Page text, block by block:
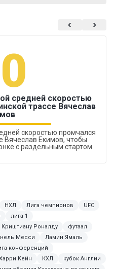
средней скоростью
трассе Вячеслав
скоростью промчался
Вячеслав Екимов, чтобы
с раздельным стартом.
НХЛ Лига чемпионов
UFC
лига 1
Криштиану Роналду
футзал
Месси
Ламин Ямаль
конференций
Кейн КХЛ
кубок Англии